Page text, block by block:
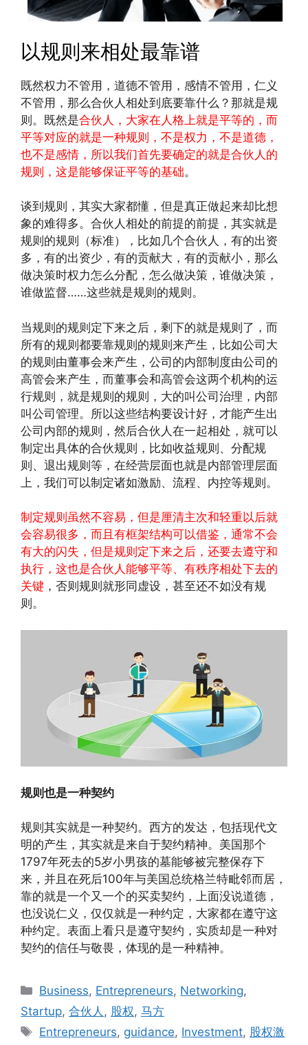
以规则来相处最靠谱
既然权力不管用，道德不管用，感情不管用，仁义
不管用，那么合伙人相处到底要靠什么？那就是规
则。既然是合伙人，大家在人格上就是平等的，而
平等对应的就是一种规则，不是权力，不是道德，
也不是感情，所以我们首先要确定的就是合伙人的
规则，这是能够保证平等的基础。
谈到规则，其实大家都懂，但是真正做起来却比想
象的难得多。合伙人相处的前提的前提，其实就是
规则的规则（标准），比如几个合伙人，有的出资
多，有的出资少，有的贡献大，有的贡献小，那么
做决策时权力怎么分配，怎么做决策，谁做决策，
谁做监督……这些就是规则的规则。
当规则的规则定下来之后，剩下的就是规则了，而
所有的规则都要靠规则的规则来产生，比如公司大
的规则由董事会来产生，公司的内部制度由公司的
高管会来产生，而董事会和高管会这两个机构的运
行规则，就是规则的规则，大的叫公司治理，内部
叫公司管理。所以这些结构要设计好，才能产生出
公司内部的规则，然后合伙人在一起相处，就可以
制定出具体的合伙规则，比如收益规则、分配规
则、退出规则等，在经营层面也就是内部管理层面
上，我们可以制定诸如激励、流程、内控等规则。
制定规则虽然不容易，但是厘清主次和轻重以后就
会容易很多，而且有框架结构可以借鉴，通常不会
有大的闪失，但是规则定下来之后，还要去遵守和
执行，这也是合伙人能够平等、有秩序相处下去的
关键 ，否则规则就形同虚设，甚至还不如没有规
则。
规则也是一种契约
规则其实就是一种契约。西方的发达，包括现代文
明的产生，其实就是来自于契约精神。美国那个
1797年死去的5岁小男孩的墓能够被完整保存下
来，并且在死后100年与美国总统格兰特毗邻而居，
靠的就是一个又一个的买卖契约，上面没说道德，
也没说仁义，仅仅就是一种约定，大家都在遵守这
种约定。表面上看只是遵守契约，实质却是一种对
契约的信任与敬畏，体现的是一种精神。
Business, Entrepreneurs, Networking,
Startup, 合伙人 , 股权, 马方
Entrepreneurs, guidance, Investment, 股权激